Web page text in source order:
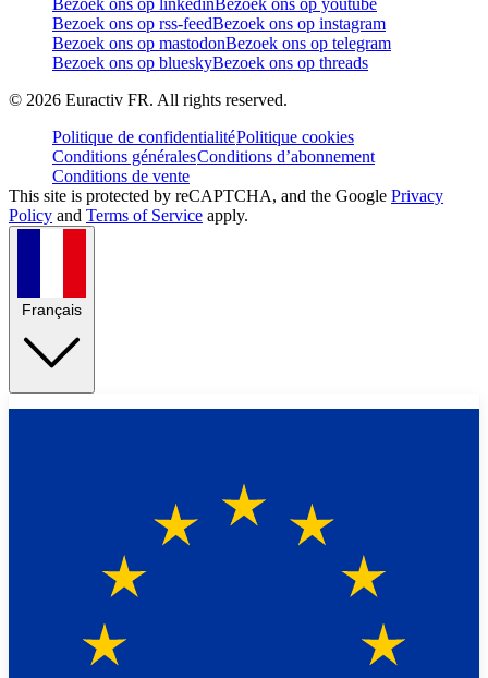
Bezoek ons op linkedinBezoek ons op youtube
Bezoek ons op rss-feedBezoek ons op instagram
Bezoek ons op mastodonBezoek ons op telegram
Bezoek ons op blueskyBezoek ons op threads
© 2026 Euractiv FR. All rights reserved.
Politique de confidentialitéPolitique cookies
Conditions généralesConditions d’abonnement
Conditions de vente
This site is protected by reCAPTCHA, and the Google Privacy
Policy and Terms of Service apply.
Français